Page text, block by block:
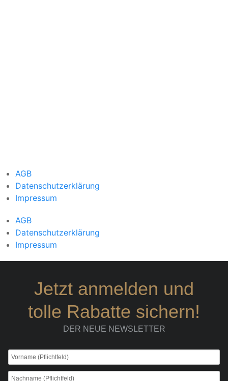
AGB
Datenschutzerklärung
Impressum
AGB
Datenschutzerklärung
Impressum
Jetzt anmelden und
tolle Rabatte sichern!
DER NEUE NEWSLETTER